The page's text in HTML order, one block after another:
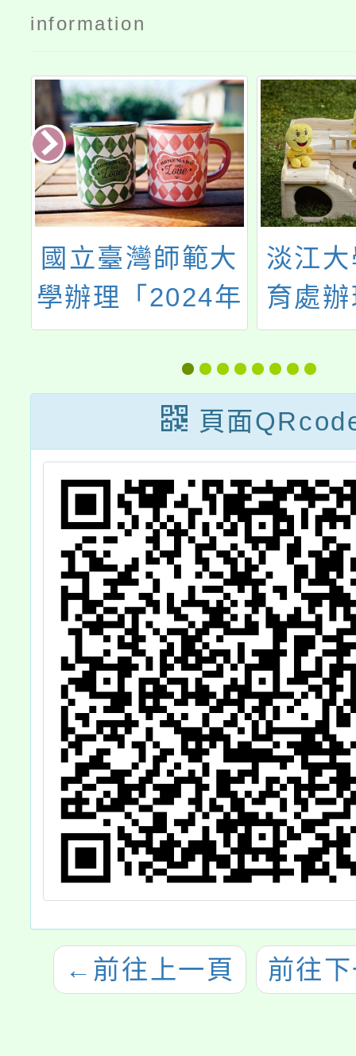
information
範大
年
習
淡江大學推廣教
育處辦理之「中
等學校教師第二
專長學分班」
住
語
及
實
貴
頁面
← 前往上一頁 前往